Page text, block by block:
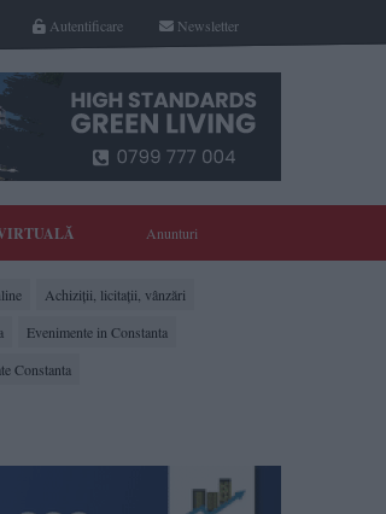
Newsletter
Autentificare
Anunturi
Achiziții, licitații, vânzări
Evenimente in Constanta
Constanta